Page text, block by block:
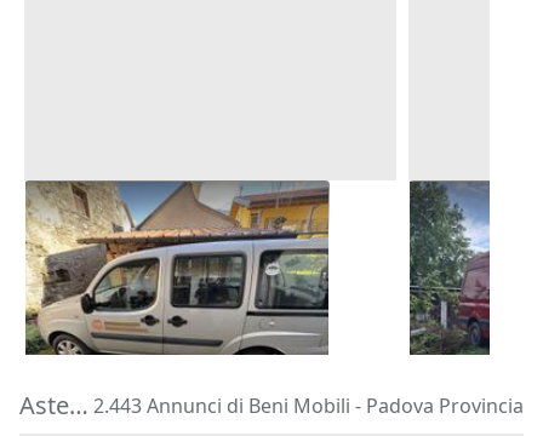
Autocarro Fiat Doblò
Taipana (Udine)
400 €
28/08/2026
Furgone
Melegnano
1.750 €
21/09/2026
Aste di beni mobili in Provincia di Padova 2.443 Annunci di Beni Mobili - Padova Provincia